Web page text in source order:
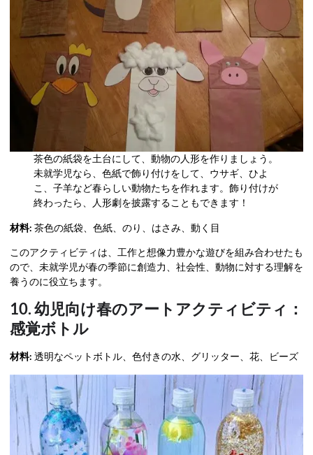
茶色の紙袋を土台にして、動物の人形を作りましょう。
未就学児なら、色紙で飾り付けをして、ウサギ、ひよ
こ、子羊など春らしい動物たちを作れます。飾り付けが
終わったら、人形劇を披露することもできます！
材料: 茶色の紙袋、色紙、のり、はさみ、動く目
このアクティビティは、工作と想像力豊かな遊びを組み合わせたも
ので、未就学児が春の季節に創造力、社会性、動物に対する理解を
養うのに役立ちます。
10. 幼児向け春のアートアクティビティ：
感覚ボトル
材料: 透明なペットボトル、色付きの水、グリッター、花、ビーズ